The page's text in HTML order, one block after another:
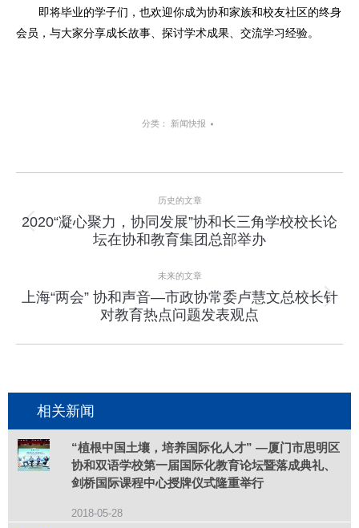
即将毕业的学子们，也欢迎你成为协和家族和校友社区的终身
会员，与大家分享成长故事、探讨学术成果、交流学习经验。
分类： 新闻快报
目
航
历史的文章
上
一
项
目：
2020“凝心聚⼒，协同发展”协和长三⾓学校校⻓论
坛在协和教育集团总部举办
未来的文章
下
一
上海“两会” 协和声音—市政协常委卢慧文总校长针
对教育热点问题发表观点
相关新闻
“植根中国土壤，培养国际化人才” —厦门市思明区
协和双语学校第一届国际化教育论坛暨落成典礼、
剑桥国际课程中心授牌仪式隆重举行
2018-05-28